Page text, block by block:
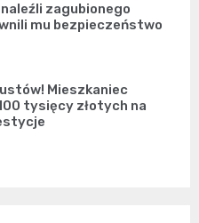
zagubionego
mu bezpieczeństwo
Mieszkaniec
tysięcy złotych na